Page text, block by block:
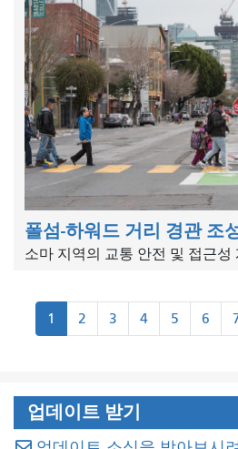
폴섬-하워드 거리 경관 조
소마 지역의 교통 안전 및 접근성
기
1 2 3 4 5 6
업데이트 받기